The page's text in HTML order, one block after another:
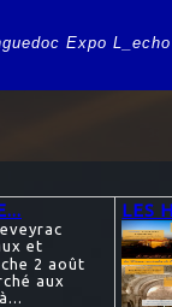
Expo
et
2 août
aux
LES